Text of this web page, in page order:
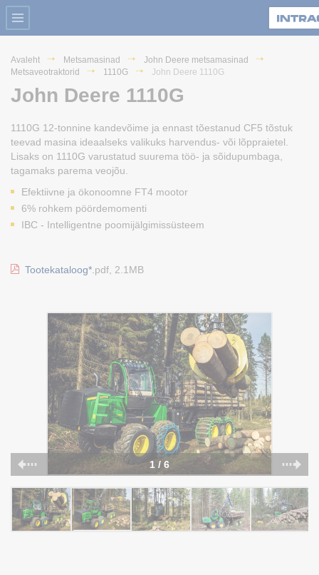
Avaleht Metsamasinad
John Deere metsamasinad
Metsaveotraktorid
1110G John Deere 1110G
John Deere 1110G
1110G 12-tonnine kandevõime ja ennast tõestanud CF5 tõstuk
teevad masina ideaalseks valikuks harvendus- või lõppraietel.
Lisaks on 1110G varustatud suurema töö- ja sõidupumbaga,
tagamaks parema veojõu.
Efektiivne ja ökonoomne FT4 mootor
6% rohkem pöördemomenti
IBC - Intelligentne poomijälgimissüsteem
Tootekataloog*. pdf, 2.1MB
1 / 6